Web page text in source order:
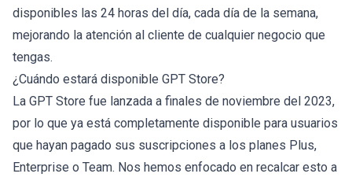
disponibles las 24 horas del día, cada día de la semana,
mejorando la atención al cliente de cualquier negocio que
tengas.
¿Cuándo estará disponible GPT Store?
La GPT Store fue lanzada a finales de noviembre del 2023,
por lo que ya está completamente disponible para usuarios
que hayan pagado sus suscripciones a los planes Plus,
Enterprise o Team. Nos hemos enfocado en recalcar esto a